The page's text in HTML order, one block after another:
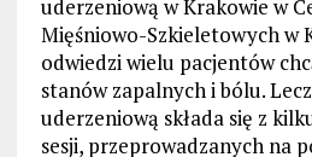
uderzeniową w Krakowie w
Mięśniowo-Szkieletowych w
odwiedzi wielu pacjentów
stanów zapalnych i bólu.
uderzeniową składa się z
sesji, przeprowadzanych na